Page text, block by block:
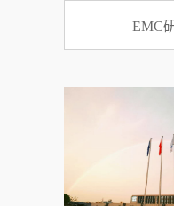
EMC